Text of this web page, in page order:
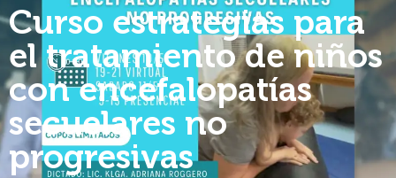
Curso estrategias para
el tratamiento de niños
con encefalopatías
secuelares no
progresivas